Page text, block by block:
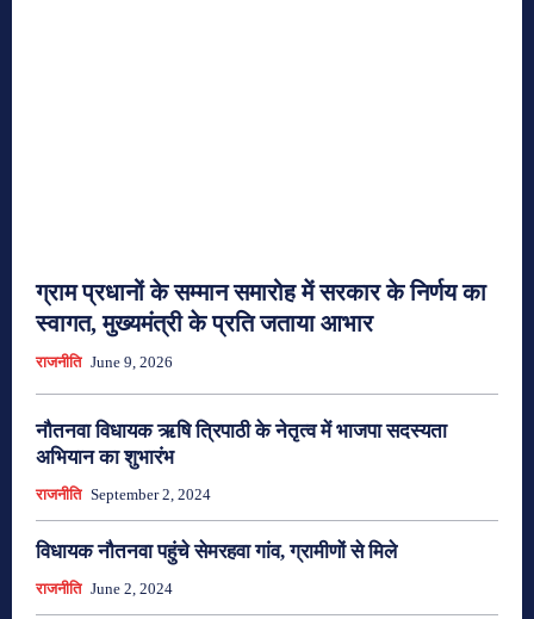
ग्राम प्रधानों के सम्मान समारोह में सरकार के निर्णय का
स्वागत, मुख्यमंत्री के प्रति जताया आभार
राजनीति June 9, 2026
नौतनवा विधायक ऋषि त्रिपाठी के नेतृत्व में भाजपा सदस्यता
अभियान का शुभारंभ
राजनीति September 2, 2024
विधायक नौतनवा पहुंचे सेमरहवा गांव, ग्रामीणों से मिले
राजनीति June 2, 2024